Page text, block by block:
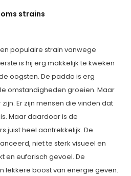
strains
populaire strain vanwege
is hij erg makkelijk te kweken
oogsten. De paddo is erg
omstandigheden groeien. Maar
Er zijn mensen die vinden dat
Maar daardoor is de
juist heel aantrekkelijk. De
niet te sterk visueel en
en euforisch gevoel. De
lekkere boost van energie geven.